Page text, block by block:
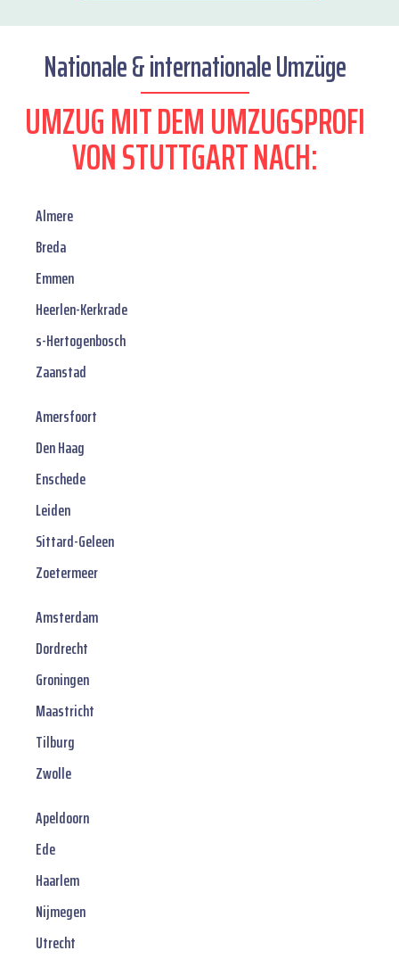
Nationale & internationale Umzüge
UMZUG MIT DEM UMZUGSPROFI
VON STUTTGART NACH:
Almere
Breda
Emmen
Heerlen-Kerkrade
s-Hertogenbosch
Zaanstad
Amersfoort
Den Haag
Enschede
Leiden
Sittard-Geleen
Zoetermeer
Amsterdam
Dordrecht
Groningen
Maastricht
Tilburg
Zwolle
Apeldoorn
Ede
Haarlem
Nijmegen
Utrecht